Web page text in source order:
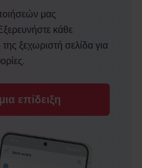
μας
κάθε
ξεχωριστή σελίδα για
επίδειξη